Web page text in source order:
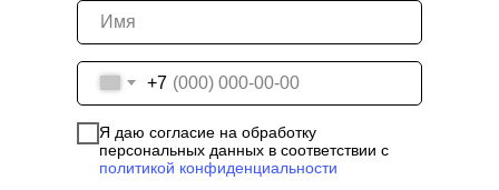
+7
Я даю согласие на обработку
персональных данных в соответствии с
политикой конфиденциальности